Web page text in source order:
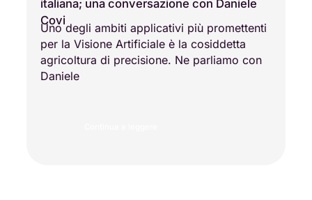
italiana; una conversazione con Daniele
Covi
Uno degli ambiti applicativi più promettenti
per la Visione Artificiale è la cosiddetta
agricoltura di precisione. Ne parliamo con
Daniele